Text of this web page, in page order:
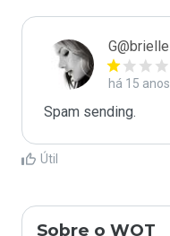
G@brielle
há 15 anos
Spam sending.
Útil
Sobre o WOT